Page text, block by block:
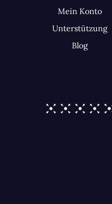
Mein Konto
Unterstützung
Blog